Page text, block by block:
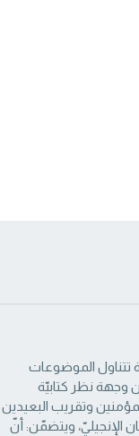
تتناول الموضوعات
‏وجهة نظر كتابيّة
وتقريب البعيدين
الإنجيليّ، ويتضمّن: أنّ